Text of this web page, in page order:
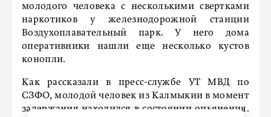
молодого человека с несколькими свертками
наркотиков у железнодорожной станции
Воздухоплавательный парк. У него дома
оперативники нашли еще несколько кустов
конопли.
Как рассказали в пресс-службе УТ МВД по
СЗФО, молодой человек из Калмыкии в момент
задержания находился в состоянии опьянения.